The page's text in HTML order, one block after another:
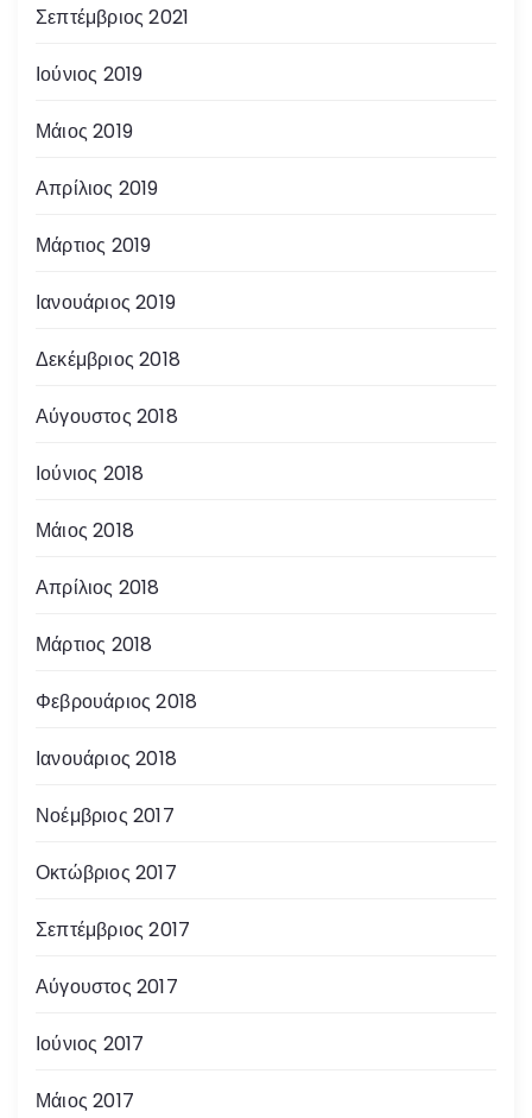
Σεπτέμβριος 2021
Ιούνιος 2019
Μάιος 2019
Απρίλιος 2019
Μάρτιος 2019
Ιανουάριος 2019
Δεκέμβριος 2018
Αύγουστος 2018
Ιούνιος 2018
Μάιος 2018
Απρίλιος 2018
Μάρτιος 2018
Φεβρουάριος 2018
Ιανουάριος 2018
Νοέμβριος 2017
Οκτώβριος 2017
Σεπτέμβριος 2017
Αύγουστος 2017
Ιούνιος 2017
Μάιος 2017